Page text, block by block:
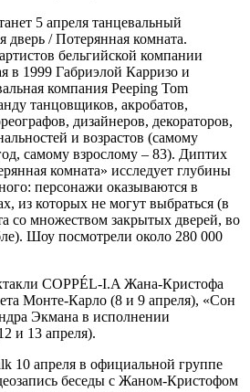
5 апреля танцевальный
/ Потерянная комната.
бельгийской компании
в 1999 Габриэлой Карризо и
компания Peeping Tom
танцовщиков, акробатов,
дизайнеров, декораторов,
и возрастов (самому
самому взрослому – 83). Диптих
комната» исследует глубины
персонажи оказываются в
из которых не могут выбраться (в
со множеством закрытых дверей, во
Шоу посмотрели около 280 000
COPPÉL-I.A Жана-Кристофа
Монте-Карло (8 и 9 апреля), «Сон
Экмана в исполнении
и 13 апреля).
10 апреля в официальной группе
беседы с Жаном-Кристофом